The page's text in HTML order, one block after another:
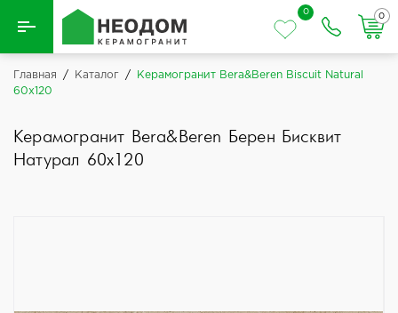
Назад
0
0
Главная / Каталог /
Керамогранит Bera&Beren Biscuit Natural
60x120
Керамогранит Bera&Beren Берен Бисквит
Натурал 60x120